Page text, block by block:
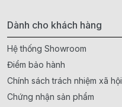
Dành cho khách hàng
Hệ thống Showroom
Điểm bảo hành
Chính sách trách nhiệm xã hội
Chứng nhận sản phẩm